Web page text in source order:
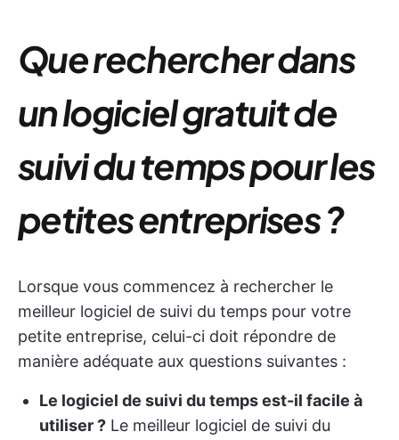
Que rechercher dans
un logiciel gratuit de
suivi du temps pour les
petites entreprises ?
Lorsque vous commencez à rechercher le
meilleur logiciel de suivi du temps pour votre
petite entreprise, celui-ci doit répondre de
manière adéquate aux questions suivantes :
Le logiciel de suivi du temps est-il facile à
utiliser ? Le meilleur logiciel de suivi du